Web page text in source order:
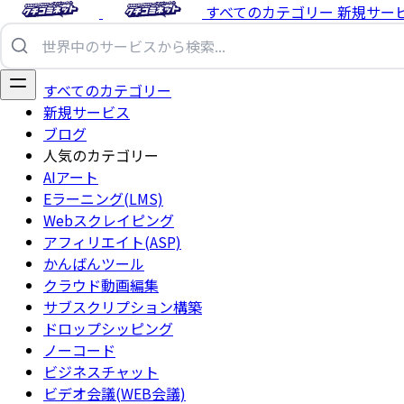
すべてのカテゴリー 新規サー
すべてのカテゴリー
新規サービス
ブログ
人気のカテゴリー
AIアート
Eラーニング(LMS)
Webスクレイピング
アフィリエイト(ASP)
かんばんツール
クラウド動画編集
サブスクリプション構築
ドロップシッピング
ノーコード
ビジネスチャット
ビデオ会議(WEB会議)